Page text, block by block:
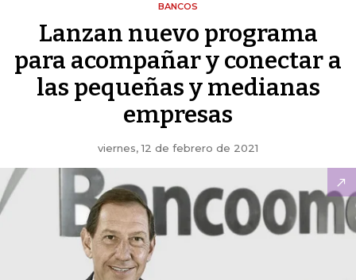
BANCOS
Lanzan nuevo programa
para acompañar y conectar a
las pequeñas y medianas
empresas
viernes, 12 de febrero de 2021